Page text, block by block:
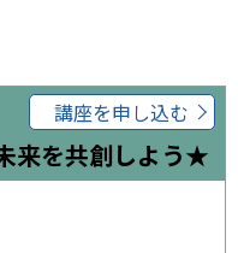
来を共創しよう★
講座を申し込む